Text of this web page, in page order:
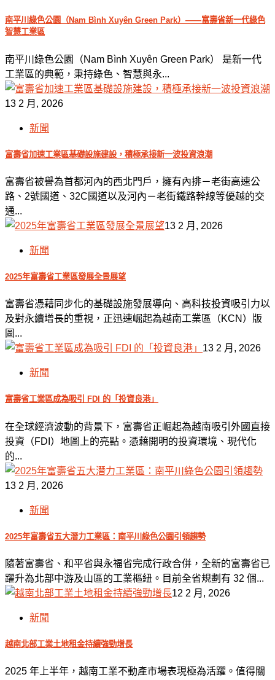
南平川綠色公園（Nam Bình Xuyên Green Park）——富壽省新一代綠色
智慧工業區
南平川綠色公園（Nam Bình Xuyên Green Park） 是新一代
工業區的典範，秉持綠色、智慧與永...
13 2 月, 2026
新聞
富壽省加速工業區基礎設施建設，積極承接新一波投資浪潮
富壽省被譽為首都河內的西北門戶，擁有內排－老街高速公
路、2號國道、32C國道以及河內－老街鐵路幹線等優越的交
通...
13 2 月, 2026
新聞
2025年富壽省工業區發展全景展望
富壽省憑藉同步化的基礎設施發展導向、高科技投資吸引力以
及對永續增長的重視，正迅速崛起為越南工業區（KCN）版
圖...
13 2 月, 2026
新聞
富壽省工業區成為吸引 FDI 的「投資良港」
在全球經濟波動的背景下，富壽省正崛起為越南吸引外國直接
投資（FDI）地圖上的亮點。憑藉開明的投資環境、現代化
的...
13 2 月, 2026
新聞
2025年富壽省五大潛力工業區：南平川綠色公園引領趨勢
隨著富壽省、和平省與永福省完成行政合併，全新的富壽省已
躍升為北部中游及山區的工業樞紐。目前全省規劃有 32 個...
12 2 月, 2026
新聞
越南北部工業土地租金持續強勁增長
2025 年上半年，越南工業不動產市場表現極為活躍。值得關